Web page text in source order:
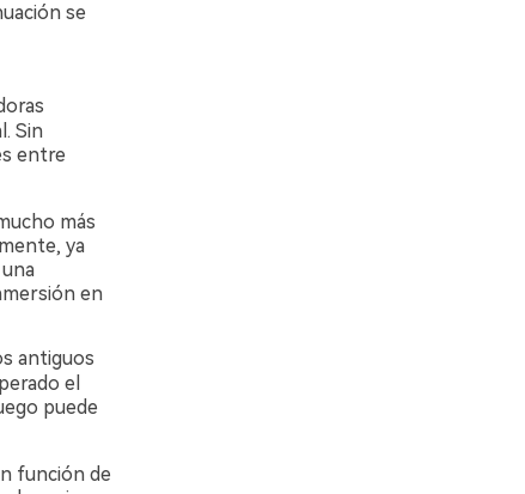
se
Sin
entre
más
ya
en
antiguos
el
puede
función de